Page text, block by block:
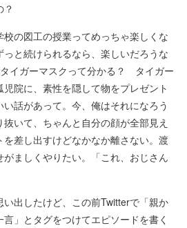
？
校の図工の授業ってめっちゃ楽しくな
と続けられるなら、楽しいだろうな
イガーマスクって分かる？ タイガー
院に、素性を隠して物をプレゼント
話があって。今、俺はそれになろう
いて、ちゃんと自分の顔が全部見え
差し出すけどなかなか離さない。渡
ましくやりたい。「これ、おじさん
い出したけど、この前Twitterで「親か
」とタグをつけてエピソードを書く